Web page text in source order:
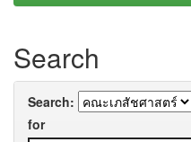
Search
Search:
for